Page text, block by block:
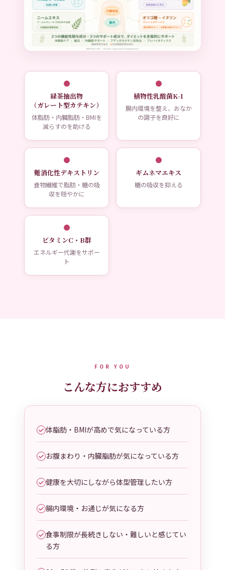
緑茶抽出物
（ガレート型カテキン）
体脂肪・内臓脂肪・BMIを
減らすのを助ける
植物性乳酸菌K-1
腸内環境を整え、おなか
の調子を良好に
難消化性デキストリン
食物繊維で脂肪・糖の吸
収を穏やかに
ギムネマエキス
糖の吸収を抑える
ビタミンC・B群
エネルギー代謝をサポー
ト
FOR YOU
こんな方におすすめ
体脂肪・BMIが高めで気になっている方
お腹まわり・内臓脂肪が気になっている方
健康を大切にしながら体型管理したい方
腸内環境・お通じが気になる方
食事制限が長続きしない・難しいと感じてい
る方